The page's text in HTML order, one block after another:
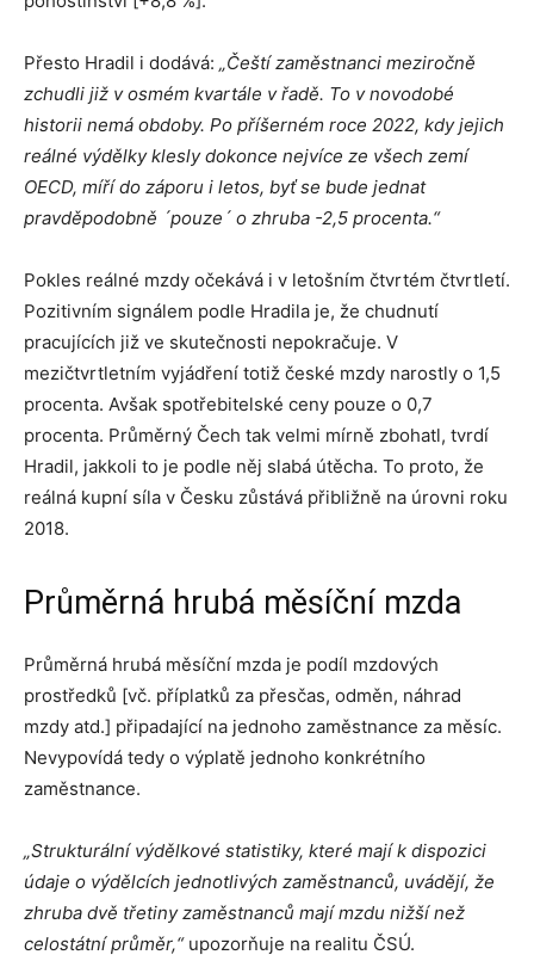
Přesto Hradil i dodává: „Čeští zaměstnanci meziročně
zchudli již v osmém kvartále v řadě. To v novodobé
historii nemá obdoby. Po příšerném roce 2022, kdy jejich
reálné výdělky klesly dokonce nejvíce ze všech zemí
OECD, míří do záporu i letos, byť se bude jednat
pravděpodobně ´pouze´ o zhruba -2,5 procenta.“
Pokles reálné mzdy očekává i v letošním čtvrtém čtvrtletí.
Pozitivním signálem podle Hradila je, že chudnutí
pracujících již ve skutečnosti nepokračuje. V
mezičtvrtletním vyjádření totiž české mzdy narostly o 1,5
procenta. Avšak spotřebitelské ceny pouze o 0,7
procenta. Průměrný Čech tak velmi mírně zbohatl, tvrdí
Hradil, jakkoli to je podle něj slabá útěcha. To proto, že
reálná kupní síla v Česku zůstává přibližně na úrovni roku
2018.
Průměrná hrubá měsíční mzda
Průměrná hrubá měsíční mzda je podíl mzdových
prostředků [vč. příplatků za přesčas, odměn, náhrad
mzdy atd.] připadající na jednoho zaměstnance za měsíc.
Nevypovídá tedy o výplatě jednoho konkrétního
zaměstnance.
„Strukturální výdělkové statistiky, které mají k dispozici
údaje o výdělcích jednotlivých zaměstnanců, uvádějí, že
zhruba dvě třetiny zaměstnanců mají mzdu nižší než
celostátní průměr,“ upozorňuje na realitu ČSÚ.